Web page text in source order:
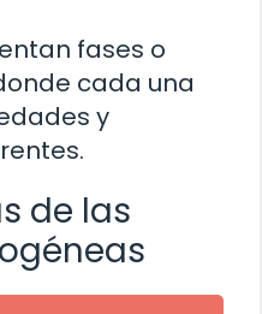
fases o
cada una
y
de las